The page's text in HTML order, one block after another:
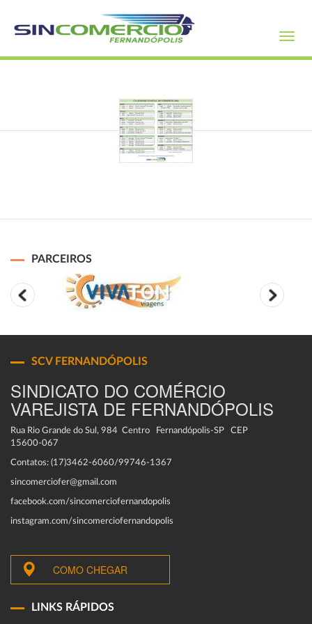
PARCEIROS
SCV FERNANDÓPOLIS
SINDICATO DO COMÉRCIO
VAREJISTA DE FERNANDÓPOLIS
Rua Rio Grande do Sul, 984 Centro Fernandópolis-SP CEP
15600-067
Contatos: (17)3462-6060/99746-1367
sincomerciofer@gmail.com
facebook.com/sincomerciofernandopolis
instagram.com/sincomerciofernandopolis
COMO CHEGAR
LINKS RÁPIDOS